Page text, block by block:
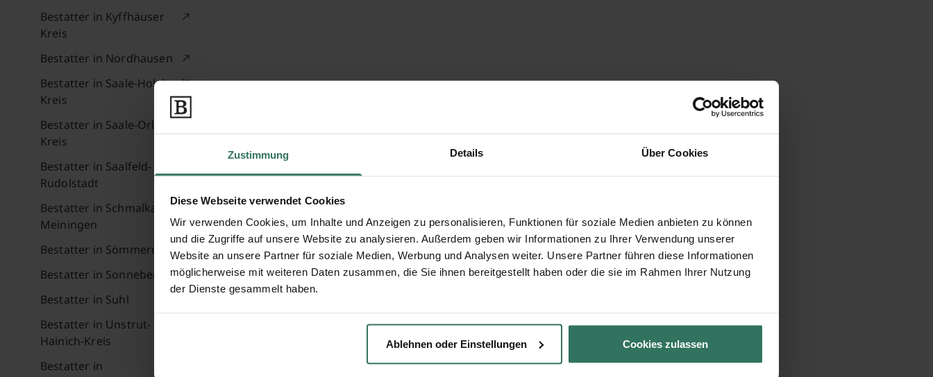
Zustimmung Details Über Cookies
Diese Webseite verwendet Cookies
Wir verwenden Cookies, um Inhalte und Anzeigen zu personalisieren, Funktionen für soziale Medien anbieten zu können
und die Zugriffe auf unsere Website zu analysieren. Außerdem geben wir Informationen zu Ihrer Verwendung unserer
Website an unsere Partner für soziale Medien, Werbung und Analysen weiter. Unsere Partner führen diese Informationen
möglicherweise mit weiteren Daten zusammen, die Sie ihnen bereitgestellt haben oder die sie im Rahmen Ihrer Nutzung
der Dienste gesammelt haben.
Ablehnen oder Einstellungen Cookies zulassen
Bestatter in Kyffhäuser
Kreis
Bestatter in Nordhausen
Bestatter in Saale-Holzland-
Kreis
Bestatter in Saale-Orla-
Kreis
Bestatter in Saalfeld-
Rudolstadt
Bestatter in Schmalkalden-
Meiningen
Bestatter in Sömmerda
Bestatter in Sonneberg
Bestatter in Suhl
Bestatter in Unstrut-
Hainich-Kreis
Bestatter in